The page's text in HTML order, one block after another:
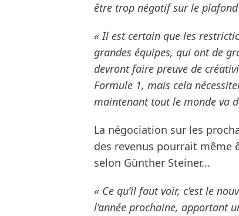
être trop négatif sur le
« Il est certain que les
grandes équipes, qui ont de
devront faire preuve de
Formule 1, mais cela
maintenant tout le monde va
La négociation sur les
des revenus pourrait même
selon Günther Steiner...
« Ce qu’il faut voir, c’est le
l’année prochaine, apportant